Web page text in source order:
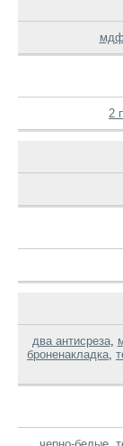
мдф
2
два антисреза,
броненакладка